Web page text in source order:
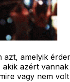
amelyik
azért
vagy nem